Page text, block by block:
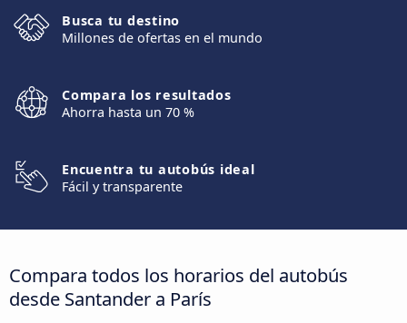
Busca tu destino
Millones de ofertas en el mundo
Compara los resultados
Ahorra hasta un 70 %
Encuentra tu autobús ideal
Fácil y transparente
Compara todos los horarios del autobús
desde Santander a París